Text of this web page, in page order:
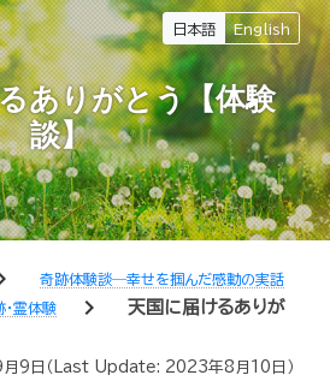
日本語 English
ありがとう【体験
談】
奇跡体験談―幸せを掴んだ感動の実話
・霊体験 chevron_right
天国に届けるありが
9日 （Last Update: 2023年8月10日 ）